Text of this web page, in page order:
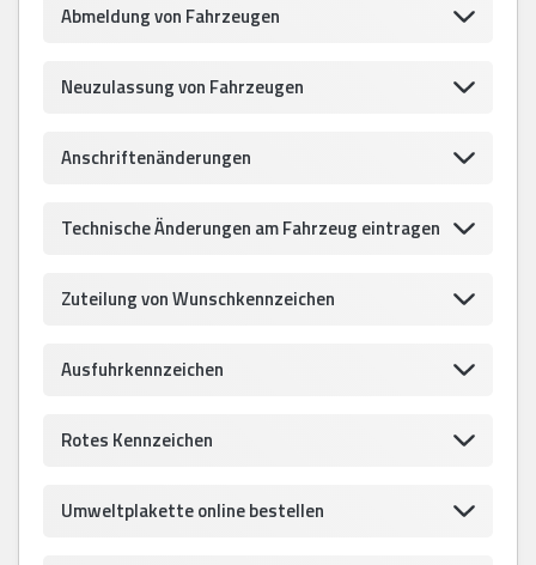
Abmeldung von Fahrzeugen
Neuzulassung von Fahrzeugen
Anschriftenänderungen
Technische Änderungen am Fahrzeug eintragen
Zuteilung von Wunschkennzeichen
Ausfuhrkennzeichen
Rotes Kennzeichen
Umweltplakette online bestellen